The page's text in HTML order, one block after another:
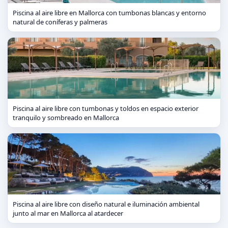
Piscina al aire libre en Mallorca con tumbonas blancas y entorno
natural de coníferas y palmeras
Piscina al aire libre con tumbonas y toldos en espacio exterior
tranquilo y sombreado en Mallorca
Piscina al aire libre con diseño natural e iluminación ambiental
junto al mar en Mallorca al atardecer